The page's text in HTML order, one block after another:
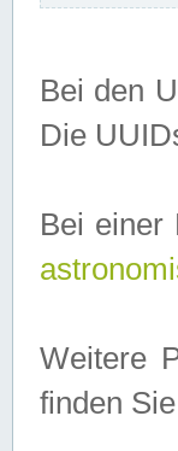
Bei den
Die
Bei einer
Weitere
finden